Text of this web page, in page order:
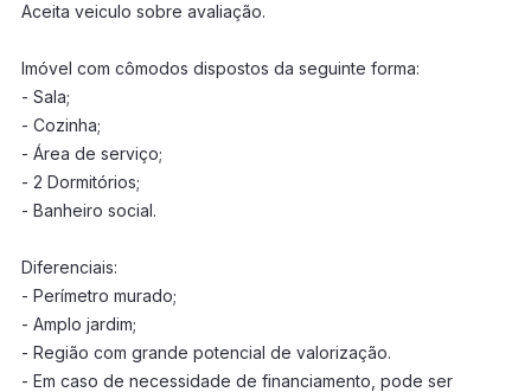
Aceita veiculo sobre avaliação.
Imóvel com cômodos dispostos da seguinte forma:
- Sala;
- Cozinha;
- Área de serviço;
- 2 Dormitórios;
- Banheiro social.
Diferenciais:
- Perímetro murado;
- Amplo jardim;
- Região com grande potencial de valorização.
- Em caso de necessidade de financiamento, pode ser